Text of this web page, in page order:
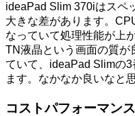
ideaPad Slim 370iはスペ
大きな差があります。
なっていて処理性能が上
TN液晶という画面の質が
ていて、ideaPad Slimの
ます。なかなか良いなと
コストパフォーマンス